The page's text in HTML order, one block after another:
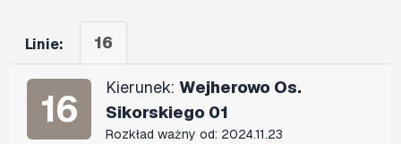
Linie: 16
16 Kierunek: Wejherowo Os.
Sikorskiego 01
Rozkład ważny od: 2024.11.23